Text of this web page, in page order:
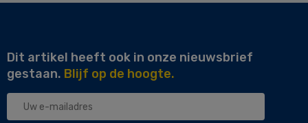
Dit artikel heeft ook in onze nieuwsbrief
gestaan. Blijf op de hoogte.
Uw